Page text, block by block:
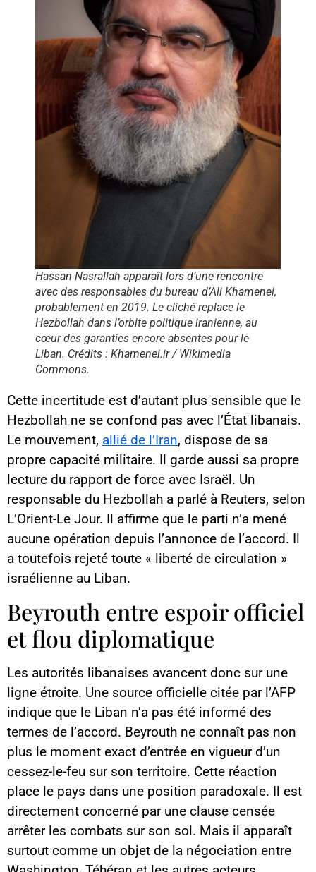
Hassan Nasrallah apparaît lors d’une rencontre
avec des responsables du bureau d’Ali Khamenei,
probablement en 2019. Le cliché replace le
Hezbollah dans l’orbite politique iranienne, au
cœur des garanties encore absentes pour le
Liban. Crédits : Khamenei.ir / Wikimedia
Commons.
Cette incertitude est d’autant plus sensible que le
Hezbollah ne se confond pas avec l’État libanais.
Le mouvement, allié de l’Iran, dispose de sa
propre capacité militaire. Il garde aussi sa propre
lecture du rapport de force avec Israël. Un
responsable du Hezbollah a parlé à Reuters, selon
L’Orient-Le Jour. Il affirme que le parti n’a mené
aucune opération depuis l’annonce de l’accord. Il
a toutefois rejeté toute « liberté de circulation »
israélienne au Liban.
Beyrouth entre espoir officiel
et flou diplomatique
Les autorités libanaises avancent donc sur une
ligne étroite. Une source officielle citée par l’AFP
indique que le Liban n’a pas été informé des
termes de l’accord. Beyrouth ne connaît pas non
plus le moment exact d’entrée en vigueur d’un
cessez-le-feu sur son territoire. Cette réaction
place le pays dans une position paradoxale. Il est
directement concerné par une clause censée
arrêter les combats sur son sol. Mais il apparaît
surtout comme un objet de la négociation entre